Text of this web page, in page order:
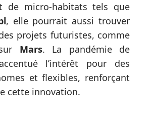
de micro-habitats tels que
, elle pourrait aussi trouver
projets futuristes, comme
Mars. La pandémie de
l’intérêt pour des
et flexibles, renforçant
cette innovation.